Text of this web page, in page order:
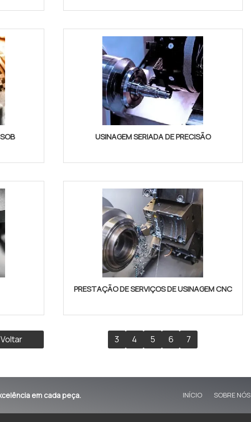
USINAGEM SERIADA DE PRECISÃO
PRESTAÇÃO DE SERVIÇOS DE USINAGEM CNC
Voltar 3 4 5 6 7
em cada peça. INÍCIO SOBRE NÓS